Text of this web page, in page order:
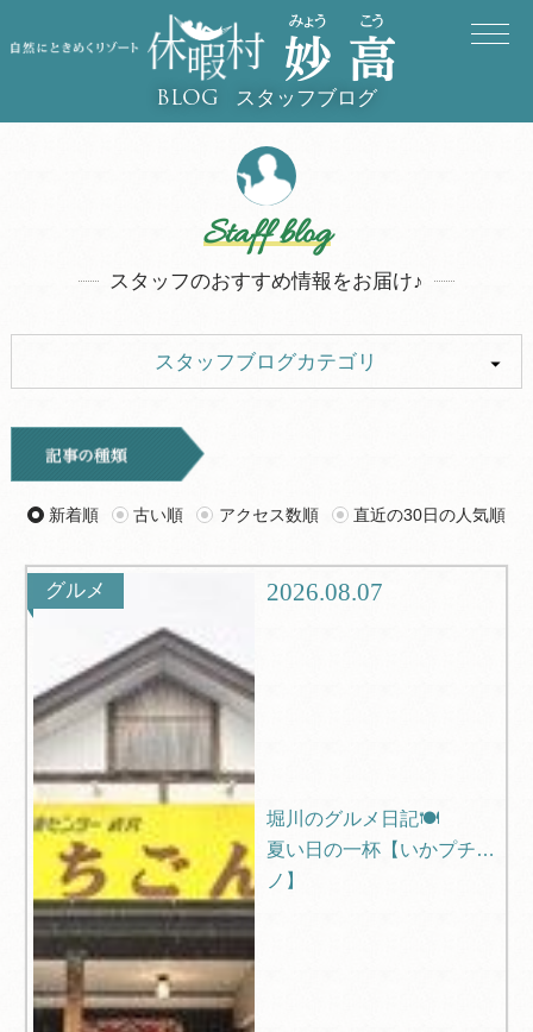
BLOG スタッフブログ
Staff blog
スタッフのおすすめ情報をお届け♪
スタッフブログカテゴリ
イベント
旅行記 ツアー
グルメ
ブログ
新着順 古い順 アクセス数順 直近の30日の人気順
グルメ 2026.08.07
堀川のグルメ日記🍽️
夏い日の一杯【いかプチー
ノ】